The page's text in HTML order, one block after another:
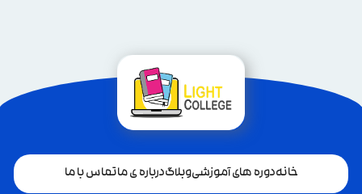
خانهدوره های آموزشیوبلاگدرباره ی ماتماس با ما